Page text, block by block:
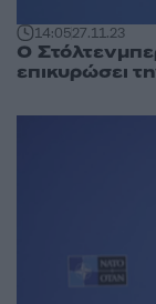
14:0527.11.23
Ο
επικυρώσει